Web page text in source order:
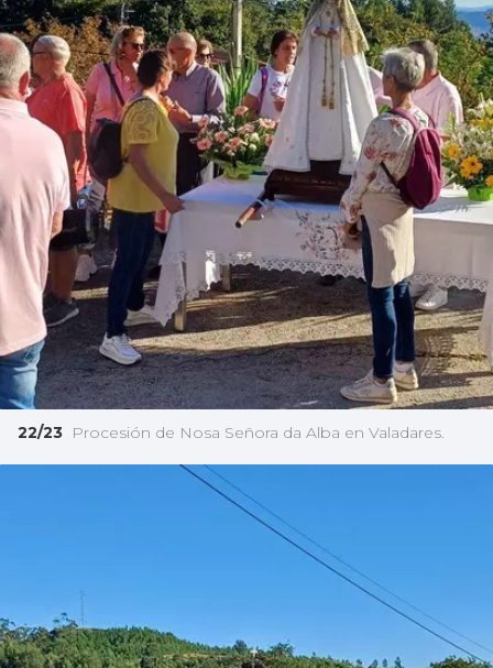
22/23 Procesión de Nosa Señora da Alba en Valadares.